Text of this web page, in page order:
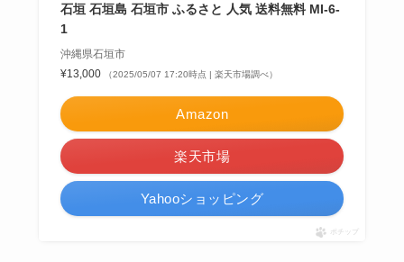
石垣 石垣島 石垣市 ふるさと 人気 送料無料 MI-6-
1
沖縄県石垣市
¥13,000
（2025/05/07 17:20時点 | 楽天市場調べ）
Amazon
楽天市場
Yahooショッピング
ポチップ